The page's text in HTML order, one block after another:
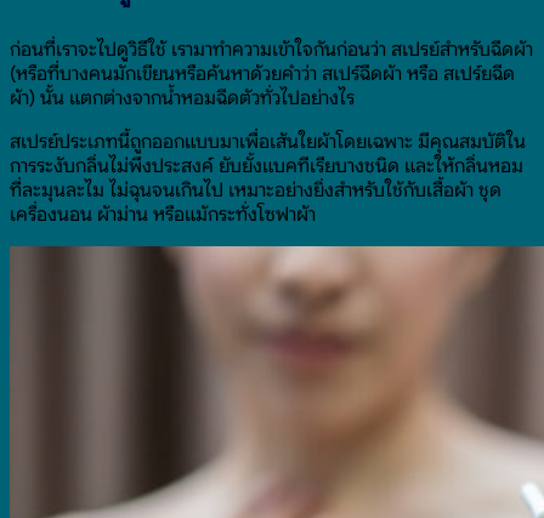
ก่อนที่เราจะไปดูวิธีใช้ เรามาทำความเข้าใจกันก่อนว่า สเปรย์สำหรับฉีดผ้า
(หรือที่บางคนมักเขียนหรือค้นหาด้วยคำว่า สเปร์ฉีดผ้า หรือ สเปร์ยฉีด
ผ้า) นั้น แตกต่างจากน้ำหอมฉีดตัวทั่วไปอย่างไร
สเปรย์ประเภทนี้ถูกออกแบบมาเพื่อเส้นใยผ้าโดยเฉพาะ มีคุณสมบัติใน
การระงับกลิ่นไม่พึงประสงค์ ยับยั้งแบคทีเรียบางชนิด และให้กลิ่นหอม
ที่ละมุนละไม ไม่ฉุนจนเกินไป เหมาะอย่างยิ่งสำหรับใช้กับเสื้อผ้า ชุด
เครื่องนอน ผ้าม่าน หรือแม้กระทั่งโซฟาผ้า